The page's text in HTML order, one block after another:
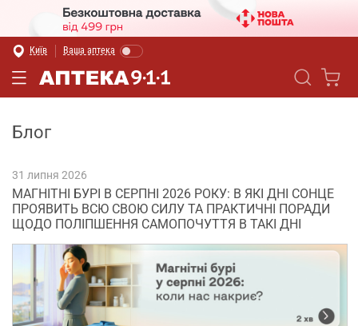
Київ Ваша аптека
Блог
31 липня 2026
МАГНІТНІ БУРІ В СЕРПНІ 2026 РОКУ: В ЯКІ ДНІ СОНЦЕ
ПРОЯВИТЬ ВСЮ СВОЮ СИЛУ ТА ПРАКТИЧНІ ПОРАДИ
ЩОДО ПОЛІПШЕННЯ САМОПОЧУТТЯ В ТАКІ ДНІ